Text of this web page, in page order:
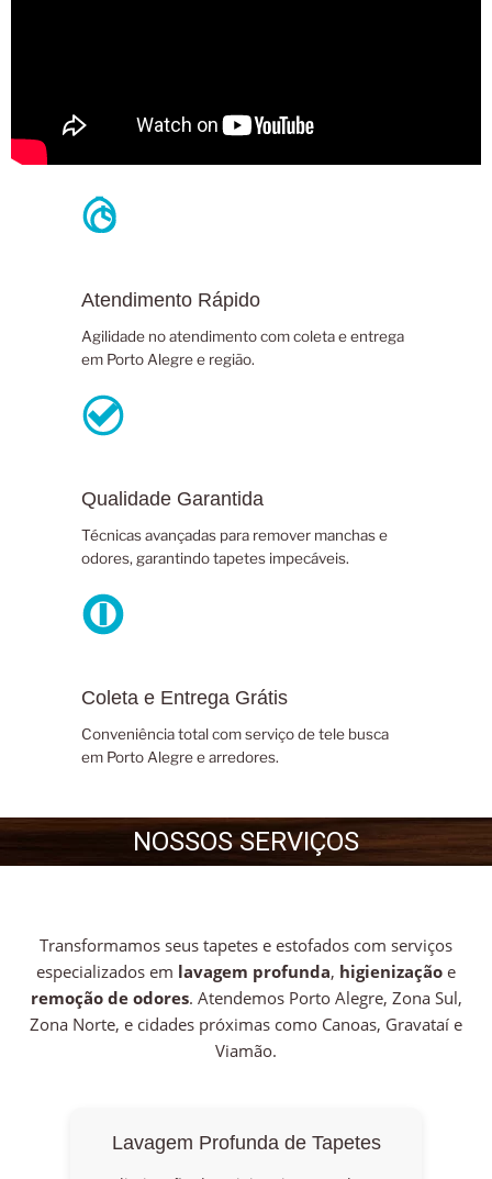
Atendimento Rápido
Agilidade no atendimento com coleta e entrega
em Porto Alegre e região.
Qualidade Garantida
Técnicas avançadas para remover manchas e
odores, garantindo tapetes impecáveis.
Coleta e Entrega Grátis
Conveniência total com serviço de tele busca
em Porto Alegre e arredores.
NOSSOS SERVIÇOS
Transformamos seus tapetes e estofados com serviços
especializados em lavagem profunda, higienização e
remoção de odores. Atendemos Porto Alegre, Zona Sul,
Zona Norte, e cidades próximas como Canoas, Gravataí e
Viamão.
Lavagem Profunda de Tapetes